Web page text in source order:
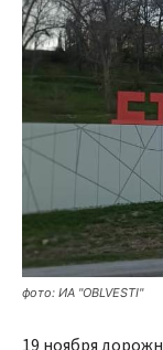
фото: ИА "OBLVESTI"
19 ноября